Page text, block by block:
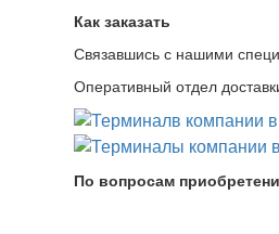
Как заказать
Связавшись с нашими
Оперативный отдел
По вопросам